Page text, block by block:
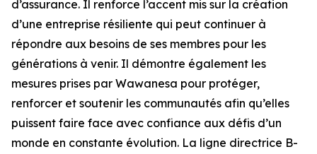
d’assurance. Il renforce l’accent mis sur la création
d’une entreprise résiliente qui peut continuer à
répondre aux besoins de ses membres pour les
générations à venir. Il démontre également les
mesures prises par Wawanesa pour protéger,
renforcer et soutenir les communautés afin qu’elles
puissent faire face avec confiance aux défis d’un
monde en constante évolution. La ligne directrice B-